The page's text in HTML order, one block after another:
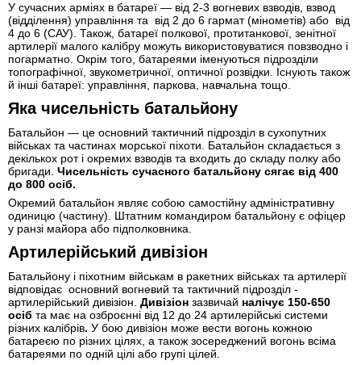
У сучасних арміях в батареї — від 2-3 вогневих взводів, взвод
(відділення) управління та від 2 до 6 гармат (мінометів) або від
4 до 6 (САУ). Також, батареї полкової, протитанкової, зенітної
артилерії малого калібру можуть використовуватися повзводно і
погарматно. Окрім того, батареями іменуються підрозділи
топографічної, звукометричної, оптичної розвідки. Існують також
й інші батареї: управління, паркова, навчальна тощо.
Яка чисельність батальйону
Батальйон — це основний тактичний підрозділ в сухопутних
військах та частинах морської піхоти. Батальйон складається з
декількох рот і окремих взводів та входить до складу полку або
бригади. Чисельність сучасного батальйону сягає від 400
до 800 осіб.
Окремий батальйон являє собою самостійну адміністративну
одиницю (частину). Штатним командиром батальйону є офіцер
у ранзі майора або підполковника.
Артилерійський дивізіон
Батальйону і піхотним військам в ракетних військах та артилерії
відповідає основний вогневий та тактичний підрозділ -
артилерійський дивізіон. Дивізіон зазвичай налічує 150-650
осіб та має на озброєнні від 12 до 24 артилерійські системи
різних калібрів. У бою дивізіон може вести вогонь кожною
батареєю по різних цілях, а також зосереджений вогонь всіма
батареями по одній цілі або групі цілей.